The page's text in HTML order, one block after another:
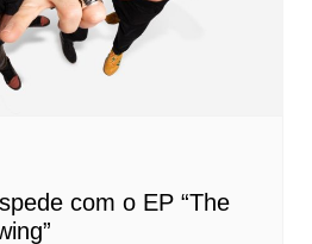
com o EP “The